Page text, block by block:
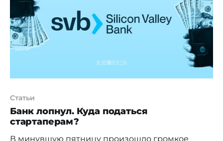
распространение криптовалют. Центральные
Статьи
Банк лопнул. Куда податься
стартаперам?
В минувшую пятницу произошло громкое